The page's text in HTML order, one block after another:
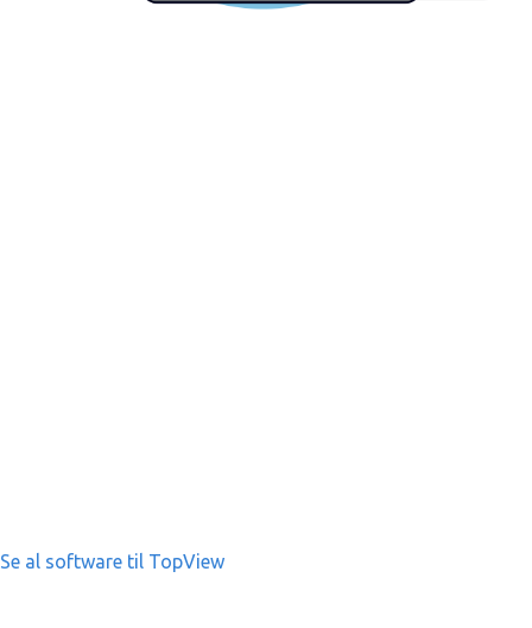
Se al software til TopView